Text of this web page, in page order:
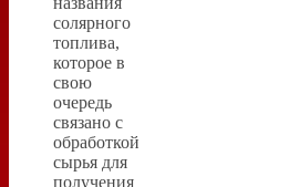
солярного
топлива,
которое в
свою
очередь
связано с
обработкой
сырья для
получения